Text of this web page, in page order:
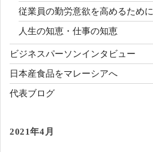
従業員の勤労意欲を高めるために
人生の知恵・仕事の知恵
ビジネスパーソンインタビュー
日本産食品をマレーシアへ
代表ブログ
2021年4月